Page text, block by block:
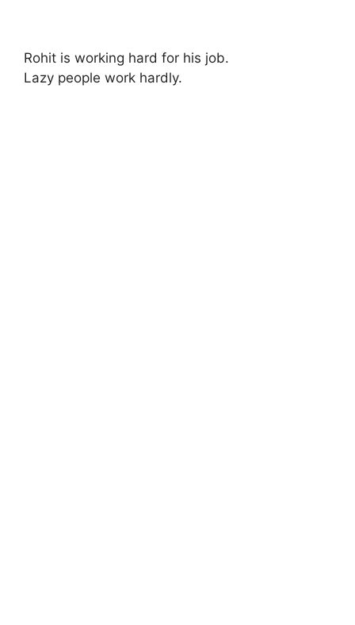
Rohit is working hard for his job.
Lazy people work hardly.